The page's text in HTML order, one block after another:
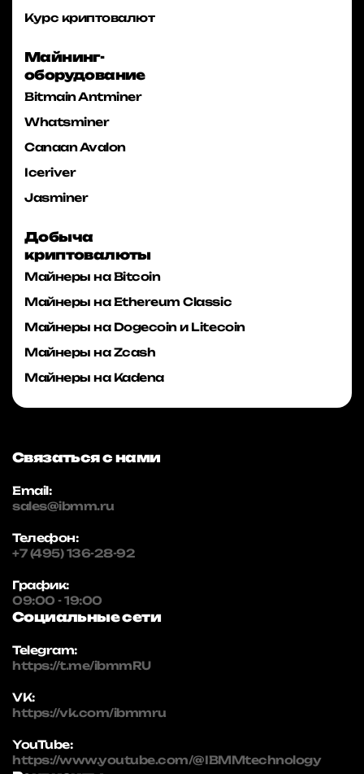
Курс криптовалют
Майнинг-
оборудование
Bitmain Antminer
Whatsminer
Canaan Avalon
Iceriver
Jasminer
Добыча
криптовалюты
Майнеры на Bitcoin
Майнеры на Ethereum Classic
Майнеры на Dogecoin и Litecoin
Майнеры на Zcash
Майнеры на Kadena
Связаться с нами
Email:
sales@ibmm.ru
Телефон:
+7 (495) 136-28-92
График:
09:00 - 19:00
Социальные сети
Telegram:
https://t.me/ibmmRU
VK:
https://vk.com/ibmmru
YouTube:
https://www.youtube.com/@IBMMtechnology